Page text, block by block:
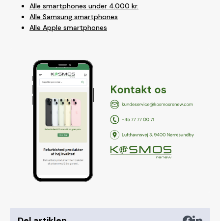
Alle smartphones under 4.000 kr.
Alle Samsung smartphones
Alle Apple smartphones